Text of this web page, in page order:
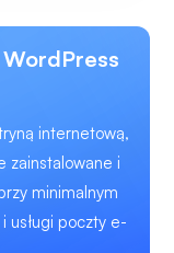
internetową,
zainstalowane i
minimalnym
usługi poczty e-